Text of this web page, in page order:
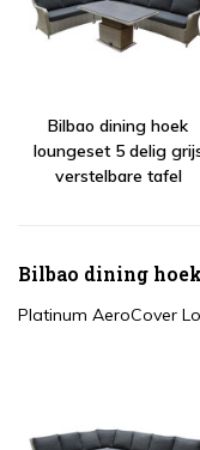
Bilbao dining hoek
loungeset 5 delig
verstelbare tafel
Bilbao dining
Platinum AeroCover